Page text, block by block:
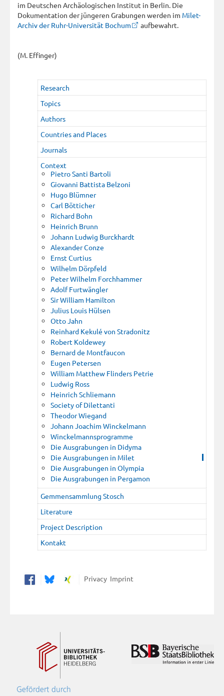
im Deutschen Archäologischen Institut in Berlin. Die
Dokumentation der jüngeren Grabungen werden im Milet-
Archiv der Ruhr-Universität Bochum
aufbewahrt.
(M. Effinger)
Research
Topics
Authors
Countries and Places
Journals
Context
Pietro Santi Bartoli
Giovanni Battista Belzoni
Hugo Blümner
Carl Bötticher
Richard Bohn
Heinrich Brunn
Johann Ludwig Burckhardt
Alexander Conze
Ernst Curtius
Wilhelm Dörpfeld
Peter Wilhelm Forchhammer
Adolf Furtwängler
Sir William Hamilton
Julius Louis Hülsen
Otto Jahn
Reinhard Kekulé von Stradonitz
Robert Koldewey
Bernard de Montfaucon
Eugen Petersen
William Matthew Flinders Petrie
Ludwig Ross
Heinrich Schliemann
Society of Dilettanti
Theodor Wiegand
Johann Joachim Winckelmann
Winckelmannsprogramme
Die Ausgrabungen in Didyma
Die Ausgrabungen in Milet
Die Ausgrabungen in Olympia
Die Ausgrabungen in Pergamon
Gemmensammlung Stosch
Literature
Project Description
Kontakt
PrivacyImprint